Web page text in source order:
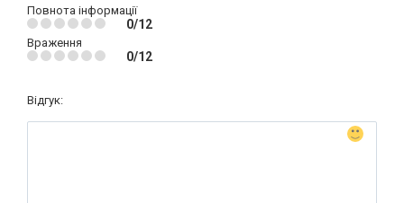
Повнота інформації
0/12
Враження
0/12
Відгук: